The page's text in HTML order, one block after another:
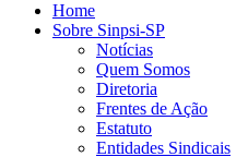
Home
Sobre Sinpsi-SP
Notícias
Quem Somos
Diretoria
Frentes de Ação
Estatuto
Entidades Sindicais